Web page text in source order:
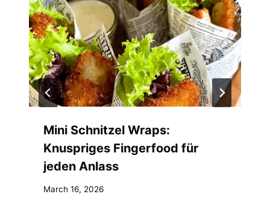
Mini Schnitzel Wraps:
Knuspriges Fingerfood für
jeden Anlass
March 16, 2026